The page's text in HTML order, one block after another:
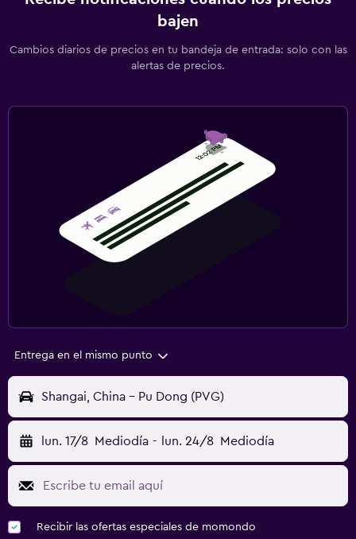
bajen
Cambios diarios de precios en tu bandeja de entrada: solo con las
alertas de precios.
Entrega en el mismo punto
Shangai, China - Pu Dong (PVG)
lun. 17/8 Mediodía - lun. 24/8 Mediodía
Recibir las ofertas especiales de momondo